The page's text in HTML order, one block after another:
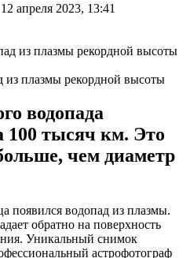
апреля 2023, 13:41
из плазмы рекордной высоты
водопада
100 тысяч км. Это
чем диаметр
появился водопад из плазмы.
обратно на поверхность
Уникальный снимок
астрофотограф